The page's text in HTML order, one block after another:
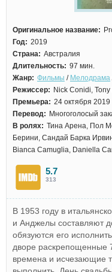
Оригинальное название:
Год: 2019
Страна: Австралия
Длительность: 97 мин.
Жанр: Фильмы / Мелодрама
Режиссер: Nick Conidi,
Премьера: 24 октября 2019
Перевод: Многоголосый
В ролях: Тина Арена, Пол
Берини, Сандай Барка
Bianca Camuglia, Daniella
5.7
313
В 1953 году в
и Анджелы составляют
обязуются его
дворе раскрепощенные
времена и исчезающие